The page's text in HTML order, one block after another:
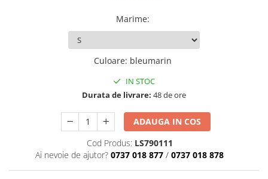
Marime:
Culoare: bleumarin
IN STOC
Durata de livrare: 48 de ore
ADAUGA IN COS
Cod Produs: LS790111
Ai nevoie de ajutor? 0737 018 877 / 0737 018 878